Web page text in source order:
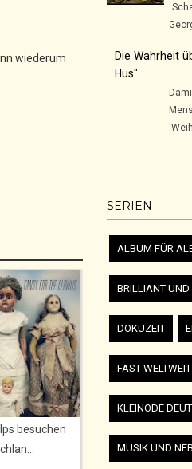
wiederum
besuchen
Die Wahrheit
Hus"
...
SERIEN
ALBUM FÜR
BRILLIANT
DOKUZEIT
FAST WELTWEIT
KLEINODE
MUSIK UND